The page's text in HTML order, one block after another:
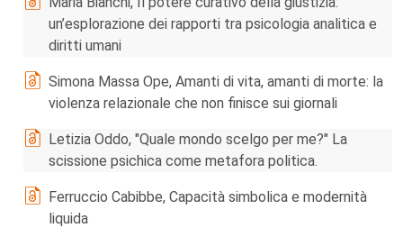
un’esplorazione dei rapporti tra psicologia analitica e
diritti umani
Simona Massa Ope, Amanti di vita, amanti di morte: la
violenza relazionale che non finisce sui giornali
Letizia Oddo, "Quale mondo scelgo per me?" La
scissione psichica come metafora politica.
Ferruccio Cabibbe, Capacità simbolica e modernità
liquida